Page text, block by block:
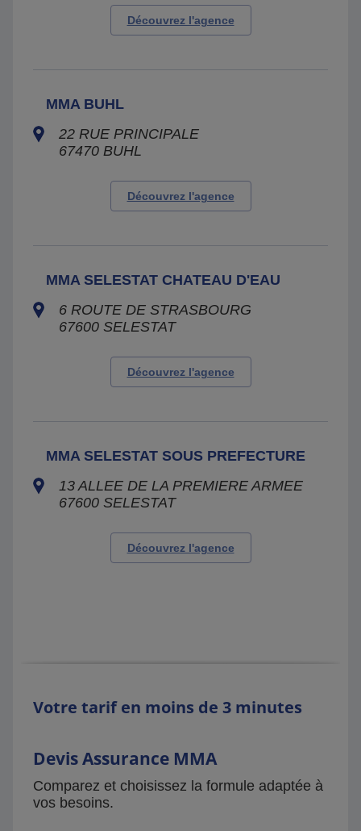
Découvrez l'agence
MMA BUHL
22 RUE PRINCIPALE
67470 BUHL
Découvrez l'agence
MMA SELESTAT CHATEAU D'EAU
6 ROUTE DE STRASBOURG
67600 SELESTAT
Découvrez l'agence
MMA SELESTAT SOUS PREFECTURE
13 ALLEE DE LA PREMIERE ARMEE
67600 SELESTAT
Découvrez l'agence
Votre tarif en moins de 3 minutes
Devis Assurance MMA
Comparez et choisissez la formule adaptée à
vos besoins.